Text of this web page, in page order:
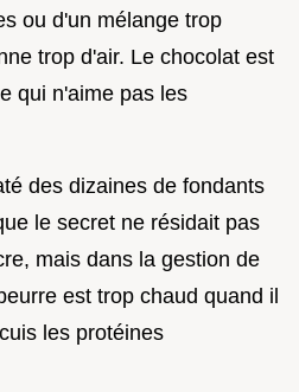
ou d'un mélange trop
trop d'air. Le chocolat est
qui n'aime pas les
des dizaines de fondants
le secret ne résidait pas
mais dans la gestion de
est trop chaud quand il
les protéines